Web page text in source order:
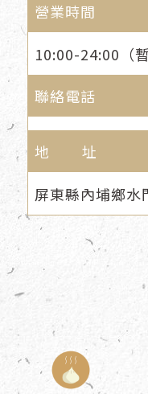
營業時間
10:00-24:00（
聯絡電話
地 址
屏東縣內埔鄉